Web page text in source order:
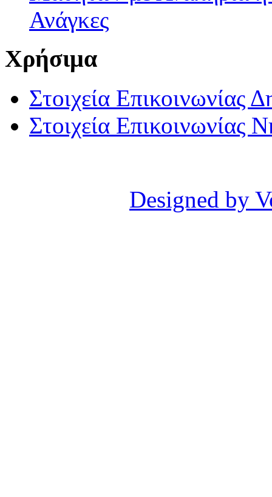
Ανάγκες
Χρήσιμα
Στοιχεία Επικοινωνίας
Στοιχεία Επικοινωνίας
Designed by